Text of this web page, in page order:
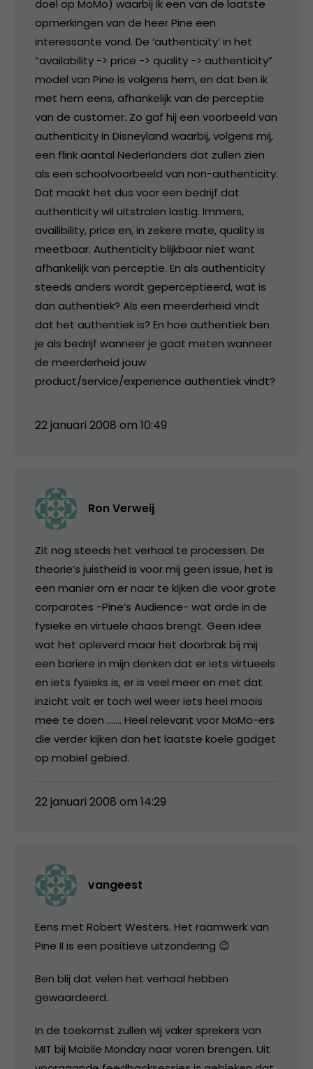
doel op MoMo) waarbij ik een van de laatste
opmerkingen van de heer Pine een
interessante vond. De ‘authenticity’ in het
“availability -> price -> quality -> authenticity”
model van Pine is volgens hem, en dat ben ik
met hem eens, afhankelijk van de perceptie
van de customer. Zo gaf hij een voorbeeld van
authenticity in Disneyland waarbij, volgens mij,
een flink aantal Nederlanders dat zullen zien
als een schoolvoorbeeld van non-authenticity.
Dat maakt het dus voor een bedrijf dat
authenticity wil uitstralen lastig. Immers,
availibility, price en, in zekere mate, quality is
meetbaar. Authenticity blijkbaar niet want
afhankelijk van perceptie. En als authenticity
steeds anders wordt geperceptieerd, wat is
dan authentiek? Als een meerderheid vindt
dat het authentiek is? En hoe authentiek ben
je als bedrijf wanneer je gaat meten wanneer
de meerderheid jouw
product/service/experience authentiek vindt?
22 januari 2008 om 10:49
Ron Verweij
Zit nog steeds het verhaal te processen. De
theorie’s juistheid is voor mij geen issue, het is
een manier om er naar te kijken die voor grote
corparates -Pine’s Audience- wat orde in de
fysieke en virtuele chaos brengt. Geen idee
wat het opleverd maar het doorbrak bij mij
een bariere in mijn denken dat er iets virtueels
en iets fysieks is, er is veel meer en met dat
inzicht valt er toch wel weer iets heel moois
mee te doen ……. Heel relevant voor MoMo-ers
die verder kijken dan het laatste koele gadget
op mobiel gebied.
22 januari 2008 om 14:29
vangeest
Eens met Robert Westers. Het raamwerk van
Pine II is een positieve uitzondering 😉
Ben blij dat velen het verhaal hebben
gewaardeerd.
In de toekomst zullen wij vaker sprekers van
MIT bij Mobile Monday naar voren brengen. Uit